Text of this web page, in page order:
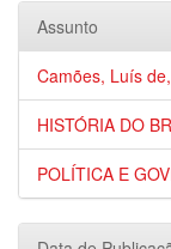
Assunto
Camões, Luís
HISTÓRIA DO
POLÍTICA E